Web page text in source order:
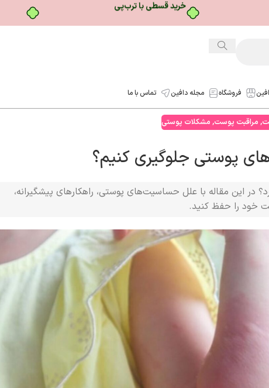
فروشگاه مجله دافین تماس با ما
, مراقبت پوست, مشکلات پوستی
پوستی جلوگیری کنیم؟
این مقاله با علل حساسیت‌های پوستی، راهکارهای پیشگیرانه،
خود را حفظ کنید.